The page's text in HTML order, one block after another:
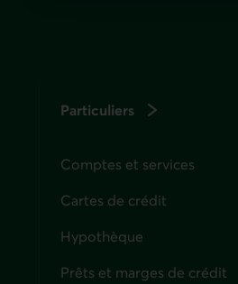
Particuliers
Comptes et services
Cartes de crédit
Hypothèque
Prêts et marges de crédit